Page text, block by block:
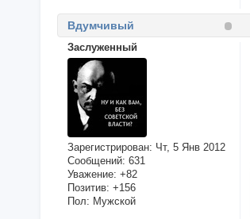
Вдумчивый
Заслуженный
Зарегистрирован: Чт, 5 Янв 2012
Сообщений: 631
Уважение: +82
Позитив: +156
Пол: Мужской